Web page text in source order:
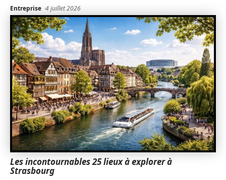
Entreprise 4 juillet 2026
Les incontournables 25 lieux à explorer à
Strasbourg